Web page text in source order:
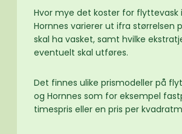
Hvor mye det koster for flyttevask
Hornnes varierer ut ifra størrelsen
skal ha vasket, samt hvilke
eventuelt skal utføres.
Det finnes ulike prismodeller på
og Hornnes som for eksempel
timespris eller en pris per